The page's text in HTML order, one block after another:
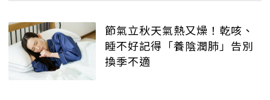
節氣立秋天氣熱又燥！乾咳、
睡不好記得「養陰潤肺」告別
換季不適